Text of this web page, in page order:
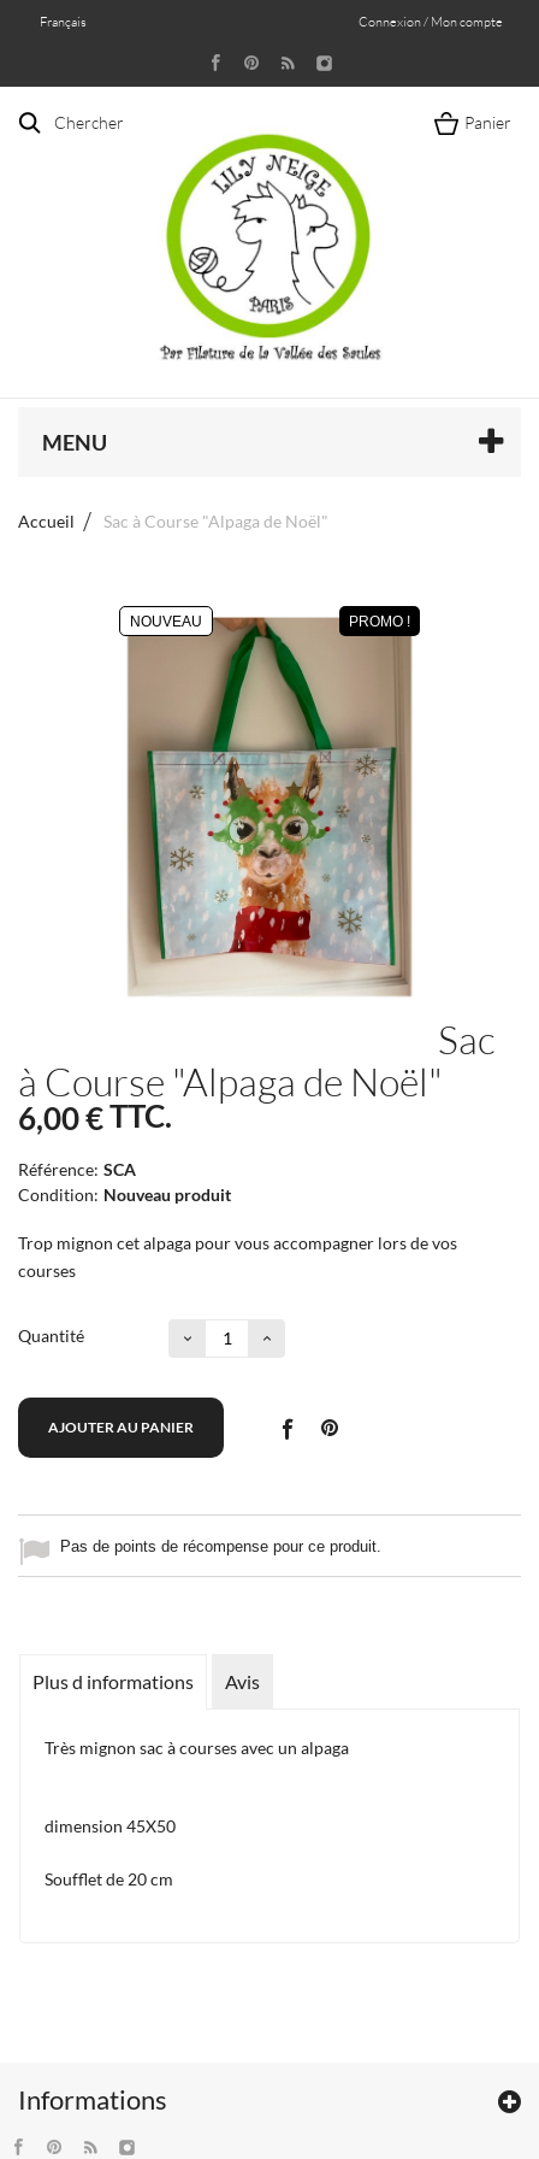
Français Connexion / Mon compte
Chercher Panier
MENU
Accueil Sac à Course "Alpaga de Noël"
NOUVEAU PROMO !
Sac
à Course "Alpaga de Noël"
6,00 €TTC.
Référence: SCA
Condition: Nouveau produit
Trop mignon cet alpaga pour vous accompagner lors de vos
courses
Quantité
AJOUTER AU PANIER
Pas de points de récompense pour ce produit.
Plus d informations Avis
Très mignon sac à courses avec un alpaga
dimension 45X50
Soufflet de 20 cm
Informations